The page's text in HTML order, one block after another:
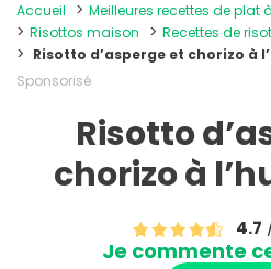
Accueil
Meilleures recettes de plat
Risottos maison
Recettes de
Risotto d’asperge et chorizo à
Sponsorisé
Risotto
chorizo à
4.7
Je commente